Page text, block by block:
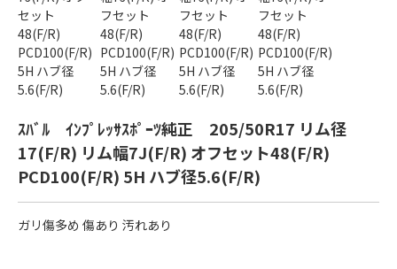
ｽﾊﾞﾙ ｲﾝﾌﾟﾚｯｻｽﾎﾟｰﾂ純正 205/50R17 リム径
17(F/R) リム幅7J(F/R) オフセット48(F/R)
PCD100(F/R) 5H ハブ径5.6(F/R)
ガリ傷多め 傷あり 汚れあり